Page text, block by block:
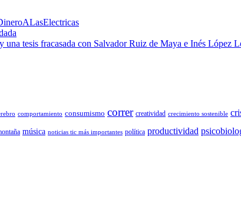
tesis fracasada con Salvador Ruiz de Maya e Inés López
comportamiento consumismo correr creatividad crecimiento sostenible
música noticias tic más importantes política productividad